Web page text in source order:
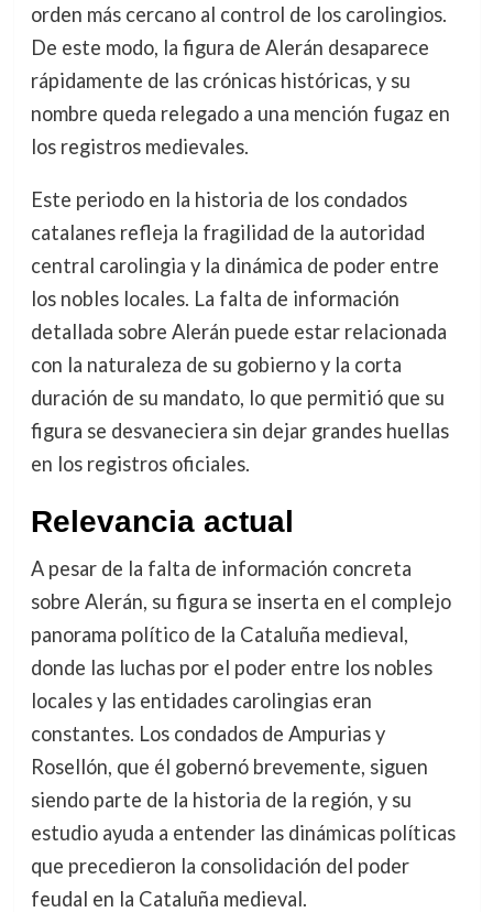
orden más cercano al control de los carolingios.
De este modo, la figura de Alerán desaparece
rápidamente de las crónicas históricas, y su
nombre queda relegado a una mención fugaz en
los registros medievales.
Este periodo en la historia de los condados
catalanes refleja la fragilidad de la autoridad
central carolingia y la dinámica de poder entre
los nobles locales. La falta de información
detallada sobre Alerán puede estar relacionada
con la naturaleza de su gobierno y la corta
duración de su mandato, lo que permitió que su
figura se desvaneciera sin dejar grandes huellas
en los registros oficiales.
Relevancia actual
A pesar de la falta de información concreta
sobre Alerán, su figura se inserta en el complejo
panorama político de la Cataluña medieval,
donde las luchas por el poder entre los nobles
locales y las entidades carolingias eran
constantes. Los condados de Ampurias y
Rosellón, que él gobernó brevemente, siguen
siendo parte de la historia de la región, y su
estudio ayuda a entender las dinámicas políticas
que precedieron la consolidación del poder
feudal en la Cataluña medieval.